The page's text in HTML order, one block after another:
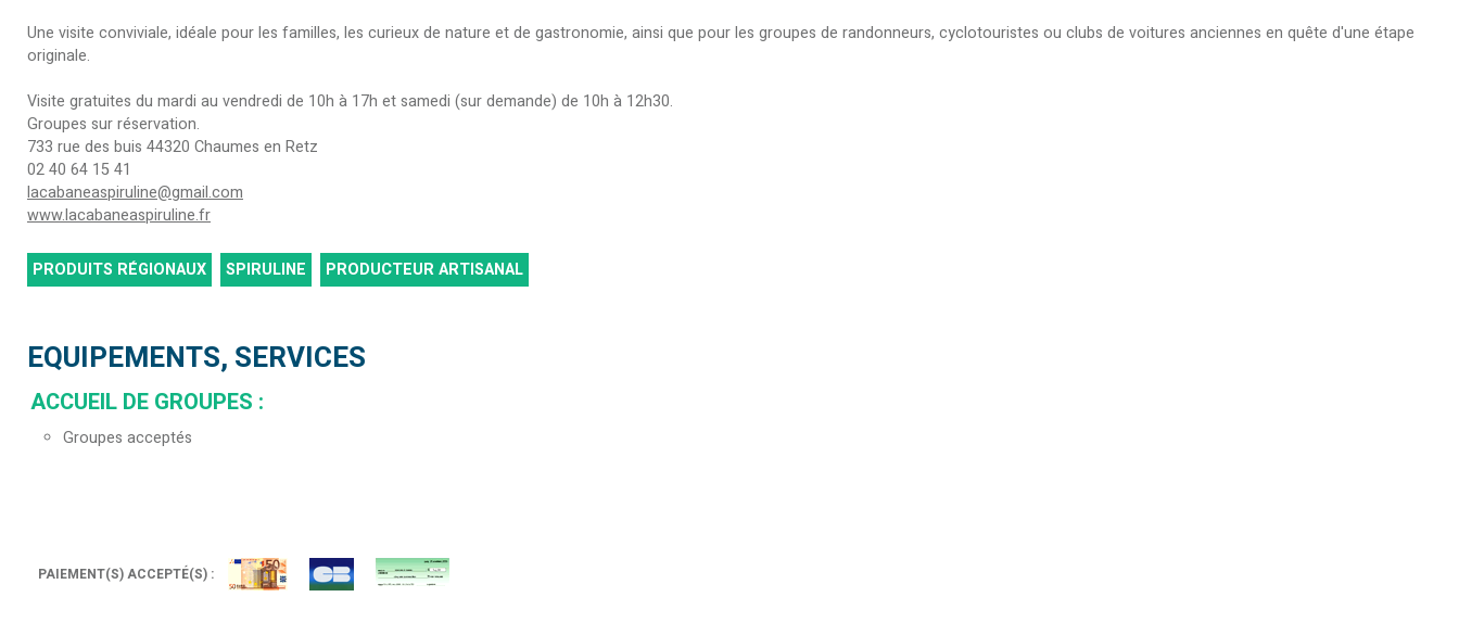
Une visite conviviale, idéale pour les familles, les curieux de nature et de gastronomie, ainsi que pour les groupes de randonneurs, cyclotouristes ou clubs de voitures anciennes en quête d'une étape
originale.
Visite gratuites du mardi au vendredi de 10h à 17h et samedi (sur demande) de 10h à 12h30.
Groupes sur réservation.
733 rue des buis 44320 Chaumes en Retz
02 40 64 15 41
lacabaneaspiruline@gmail.com
www.lacabaneaspiruline.fr
PRODUITS RÉGIONAUX SPIRULINE PRODUCTEUR ARTISANAL
EQUIPEMENTS, SERVICES
ACCUEIL DE GROUPES :
Groupes acceptés
PAIEMENT(S) ACCEPTÉ(S) :